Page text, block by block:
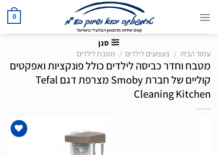
0
סנן
עמוד הבית
/ צעצועים לילדים / מטבח לילדים
מטבח וחדר כביסה לילדים כולל פונקציות ואפקטים
קוליים של חברת Smoby מצרפת דגם Tefal
Cleaning Kitchen